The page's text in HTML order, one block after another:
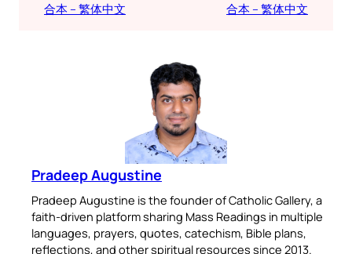
合本 – 繁体中文
合本 – 繁体中文
Pradeep Augustine
Pradeep Augustine is the founder of Catholic Gallery, a
faith-driven platform sharing Mass Readings in multiple
languages, prayers, quotes, catechism, Bible plans,
reflections, and other spiritual resources since 2013.